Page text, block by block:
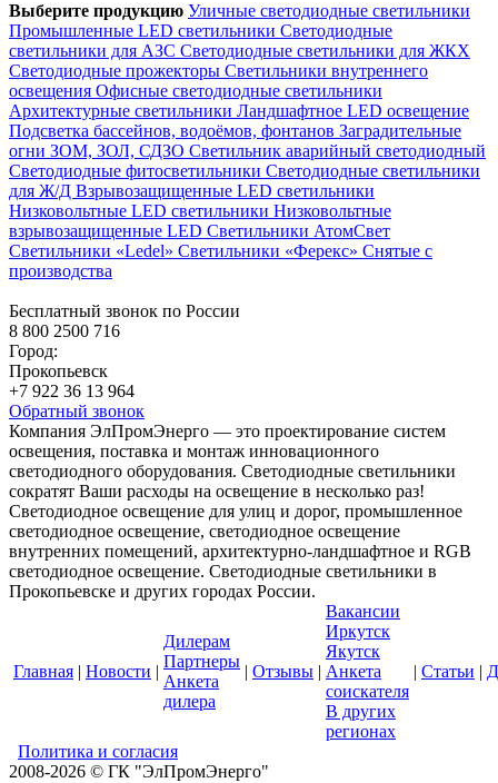
Выберите продукцию Уличные светодиодные светильники
Промышленные LED светильники Светодиодные
светильники для АЗС Светодиодные светильники для ЖКХ
Светодиодные прожекторы Светильники внутреннего
освещения Офисные светодиодные светильники
Архитектурные светильники Ландшафтное LED освещение
Подсветка бассейнов, водоёмов, фонтанов Заградительные
огни ЗОМ, ЗОЛ, СДЗО Светильник аварийный светодиодный
Светодиодные фитосветильники Светодиодные светильники
для Ж/Д Взрывозащищенные LED светильники
Низковольтные LED светильники Низковольтные
взрывозащищенные LED Светильники АтомСвет
Светильники «Ledel» Светильники «Ферекс» Снятые с
производства
Бесплатный звонок по России
8 800 2500 716
Город:
Прокопьевск
+7 922 36 13 964
Обратный звонок
Компания ЭлПромЭнерго — это проектирование систем
освещения, поставка и монтаж инновационного
светодиодного оборудования. Светодиодные светильники
сократят Ваши расходы на освещение в несколько раз!
Светодиодное освещение для улиц и дорог, промышленное
светодиодное освещение, светодиодное освещение
внутренних помещений, архитектурно-ландшафтное и RGB
светодиодное освещение. Светодиодные светильники в
Прокопьевске и других городах России.
Главная | Новости |
Дилерам
Партнеры
Анкета
дилера
| Отзывы |
Вакансии
Иркутск
Якутск
Анкета
соискателя
В других
регионах
| Статьи |
Политика и согласия
2008-2026 © ГК "ЭлПромЭнерго"